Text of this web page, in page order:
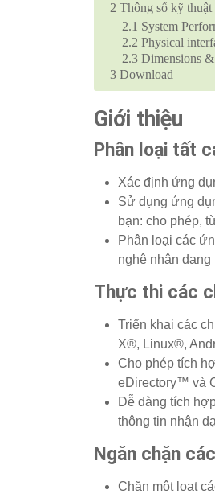
2 Thông số kỹ thuật
2.1 System
2.2 Physical
2.3 Dimensions
3 Download
Giới thiệu
Phân loại tất
Xác định ứng
Sử dụng ứng
bạn: cho phép,
Phân loại các
nghệ nhận
Thực thi các
Triển khai các
X®, Linux®,
Cho phép tích
eDirectory™ và
Dễ dàng tích
thông tin nhận
Ngăn chặn
Chặn một loạt